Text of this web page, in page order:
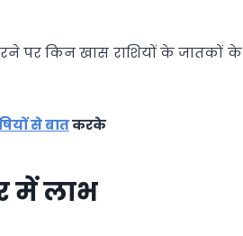
पर किन खास राशियों के जातकों के
से बातकरके
में लाभ